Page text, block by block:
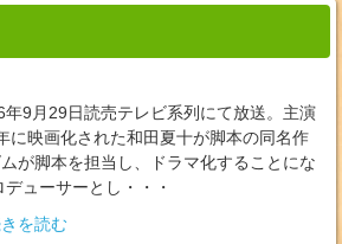
年9月29日読売テレビ系列にて放送。主演
に映画化された和田夏十が脚本の同名作
が脚本を担当し、ドラマ化することにな
ューサーとし・・・
を読む